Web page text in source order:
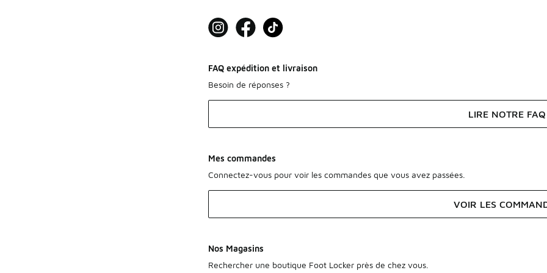
FAQ expédition et livraison
Besoin de réponses ?
LIRE NOTRE FAQ
Mes commandes
Connectez-vous pour voir les commandes que vous avez passées.
VOIR LES
Nos Magasins
Rechercher une boutique Foot Locker près de chez vous.